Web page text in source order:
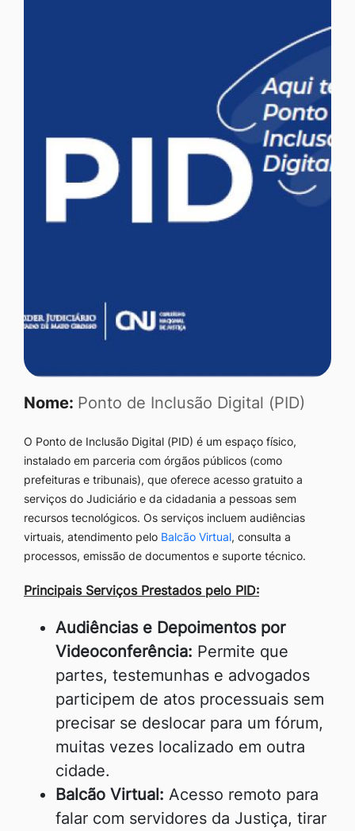
Nome: Ponto de Inclusão Digital (PID)
O Ponto de Inclusão Digital (PID) é um espaço físico,
instalado em parceria com órgãos públicos (como
prefeituras e tribunais), que oferece acesso gratuito a
serviços do Judiciário e da cidadania a pessoas sem
recursos tecnológicos. Os serviços incluem audiências
virtuais, atendimento pelo Balcão Virtual, consulta a
processos, emissão de documentos e suporte técnico.
Principais Serviços Prestados pelo PID:
Audiências e Depoimentos por
Videoconferência: Permite que
partes, testemunhas e advogados
participem de atos processuais sem
precisar se deslocar para um fórum,
muitas vezes localizado em outra
cidade.
Balcão Virtual: Acesso remoto para
falar com servidores da Justiça, tirar